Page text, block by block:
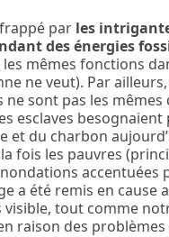
par les
des énergies
mêmes fonctions
ne veut). Par
ne sont pas les
esclaves
et du charbon
la fois les pauvres
a été remis en
visible, tout comme
raison des